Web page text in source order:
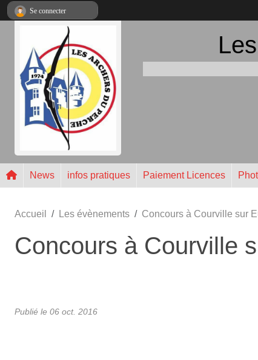
News infos pratiques Paiement Licences
Accueil Les évènements Concours à Courville sur
Concours à Courville
Publié le 06 oct. 2016
Se connecter
Panneau de gestion des cookies